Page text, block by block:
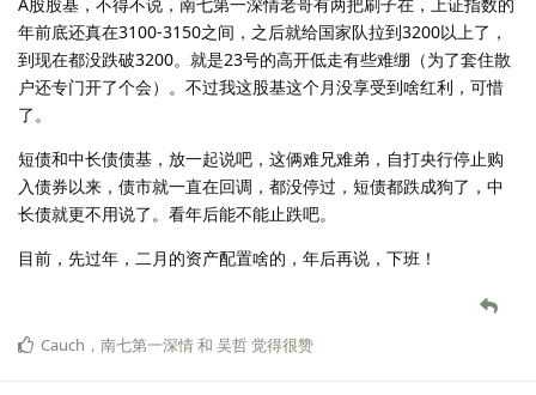
咱的理财月报终于是有饼图了。
标普股基，标普ETF在经历了好长时间的横盘震荡之后，终于是在春
节假期前的最后几天支棱起来了，直接占到了收益的四分之三。也
不知道假期这几天标普指数会变成什么样子。特朗普上台后属于是
放开性子了，看不懂啊看不懂。
A股股基，不得不说，南七第一深情老哥有两把刷子在，上证指数的
年前底还真在3100-3150之间，之后就给国家队拉到3200以上了，
到现在都没跌破3200。就是23号的高开低走有些难绷（为了套住散
短债和中长债债基，放一起说吧，这俩难兄难弟，自打央行停止购